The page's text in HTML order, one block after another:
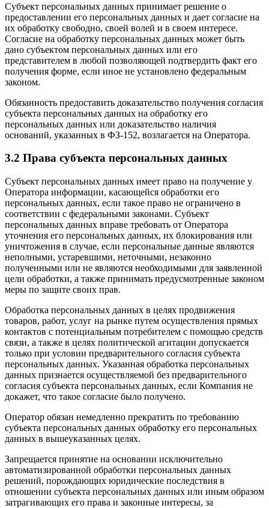
Субъект персональных данных принимает решение о
предоставлении его персональных данных и дает согласие на
их обработку свободно, своей волей и в своем интересе.
Согласие на обработку персональных данных может быть
дано субъектом персональных данных или его
представителем в любой позволяющей подтвердить факт его
получения форме, если иное не установлено федеральным
законом.
Обязанность предоставить доказательство получения согласия
субъекта персональных данных на обработку его
персональных данных или доказательство наличия
оснований, указанных в ФЗ-152, возлагается на Оператора.
3.2 Права субъекта персональных данных
Субъект персональных данных имеет право на получение у
Оператора информации, касающейся обработки его
персональных данных, если такое право не ограничено в
соответствии с федеральными законами. Субъект
персональных данных вправе требовать от Оператора
уточнения его персональных данных, их блокирования или
уничтожения в случае, если персональные данные являются
неполными, устаревшими, неточными, незаконно
полученными или не являются необходимыми для заявленной
цели обработки, а также принимать предусмотренные законом
меры по защите своих прав.
Обработка персональных данных в целях продвижения
товаров, работ, услуг на рынке путем осуществления прямых
контактов с потенциальным потребителем с помощью средств
связи, а также в целях политической агитации допускается
только при условии предварительного согласия субъекта
персональных данных. Указанная обработка персональных
данных признается осуществляемой без предварительного
согласия субъекта персональных данных, если Компания не
докажет, что такое согласие было получено.
Оператор обязан немедленно прекратить по требованию
субъекта персональных данных обработку его персональных
данных в вышеуказанных целях.
Запрещается принятие на основании исключительно
автоматизированной обработки персональных данных
решений, порождающих юридические последствия в
отношении субъекта персональных данных или иным образом
затрагивающих его права и законные интересы, за